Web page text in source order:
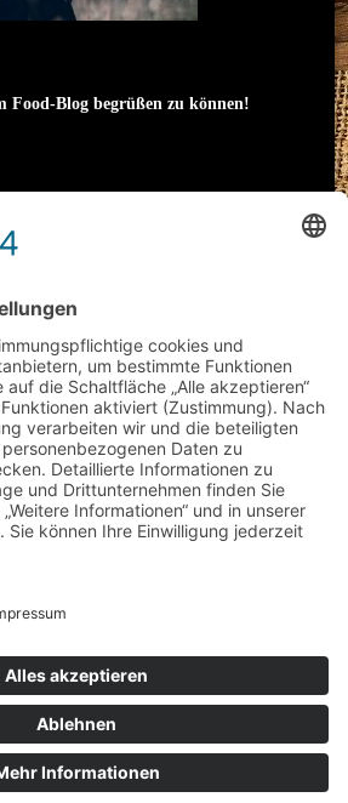
Food-Blog begrüßen zu können!
und bin 22 Jahre alt. Ich
besonders für das Thema
Reisen haben meinen
erweitert. Ich möchte meine
Food-Trends und
Kochen mit euch teilen und
regen Austausch mit euch!
. Alle Rechte vorbehalten.
vonBlossom Themes